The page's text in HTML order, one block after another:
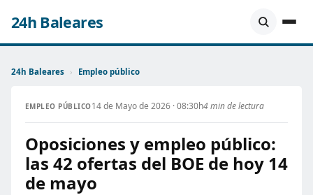
24h Baleares
24h Baleares › Empleo público
EMPLEO PÚBLICO14 de Mayo de 2026 · 08:30h4 min de lectura
Oposiciones y empleo público:
las 42 ofertas del BOE de hoy 14
de mayo